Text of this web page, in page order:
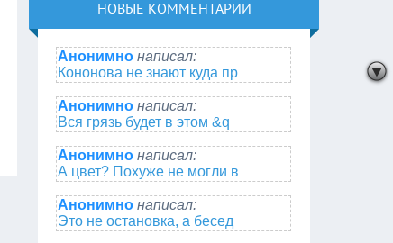
НОВЫЕ КОММЕНТАРИИ
Анонимно написал:
Кононова не знают куда пр
Анонимно написал:
Вся грязь будет в этом &q
Анонимно написал:
А цвет? Похуже не могли в
Анонимно написал:
Это не остановка, а бесед